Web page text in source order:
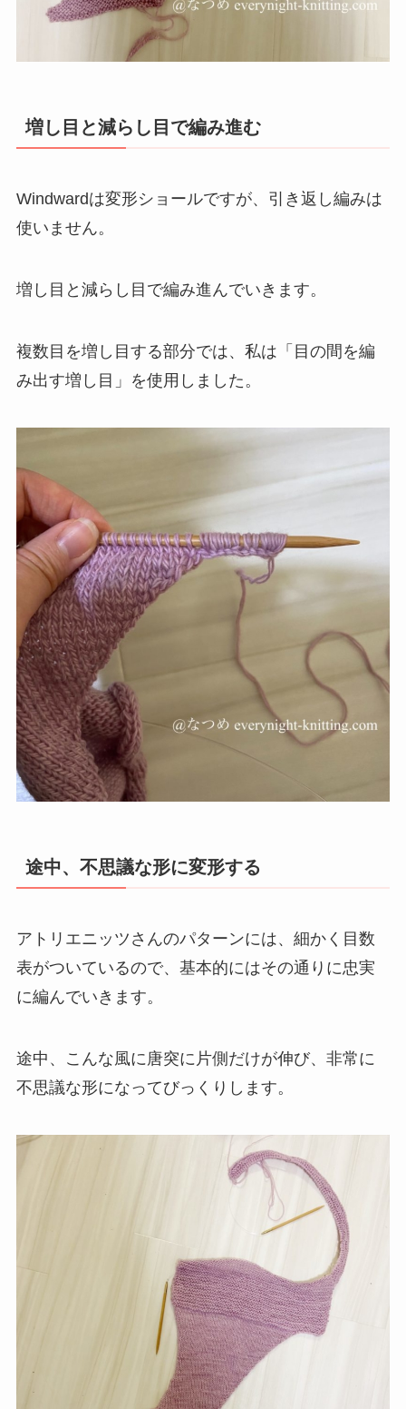
増し目と減らし目で編み進む
Windwardは変形ショールですが、引き返し編みは
使いません。
増し目と減らし目で編み進んでいきます。
複数目を増し目する部分では、私は「目の間を編
み出す増し目」を使用しました。
途中、不思議な形に変形する
アトリエニッツさんのパターンには、細かく目数
表がついているので、基本的にはその通りに忠実
に編んでいきます。
途中、こんな風に唐突に片側だけが伸び、非常に
不思議な形になってびっくりします。